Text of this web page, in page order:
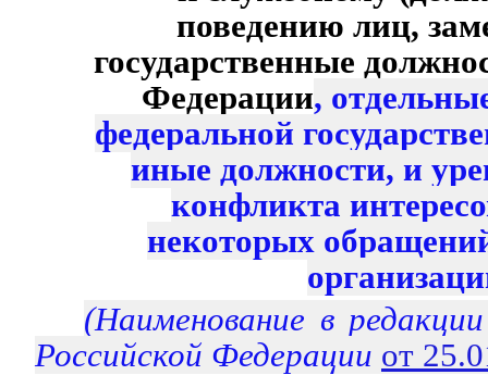
поведению лиц,
государственные
Федерации,
федеральной
иные должности, и
конфликта
некоторых
(Наименование в
Российской Федерации от